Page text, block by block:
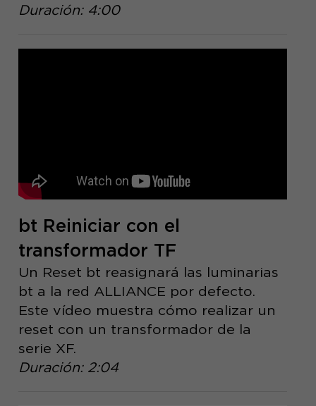
Duración: 4:00
bt Reiniciar con el
transformador TF
Un Reset bt reasignará las luminarias
bt a la red ALLIANCE por defecto.
Este vídeo muestra cómo realizar un
reset con un transformador de la
serie XF.
Duración: 2:04